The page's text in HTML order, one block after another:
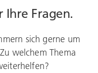
Fragen.
sich gerne um
welchem Thema